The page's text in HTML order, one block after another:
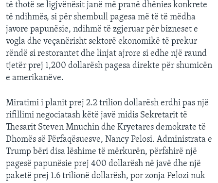
të thotë se ligjvënësit janë më pranë dhënies konkrete
të ndihmës, si për shembull pagesa më të të mëdha
javore papunësie, ndihmë të zgjeruar për bizneset e
vogla dhe veçanërisht sektorë ekonomikë të prekur
rëndë si restorantet dhe linjat ajrore si edhe një raund
tjetër prej 1,200 dollarësh pagesa direkte për shumicën
e amerikanëve.
Miratimi i planit prej 2.2 trilion dollarësh erdhi pas një
rifillimi negociatash këtë javë midis Sekretarit të
Thesarit Steven Mnuchin dhe Kryetares demokrate të
Dhomës së Përfaqësuesve, Nancy Pelosi. Administrata e
Trump bëri disa lëshime të mërkurën, përfshirë një
pagesë papunësie prej 400 dollarësh në javë dhe një
paketë prej 1.6 trilionë dollarësh, por zonja Pelozi nuk